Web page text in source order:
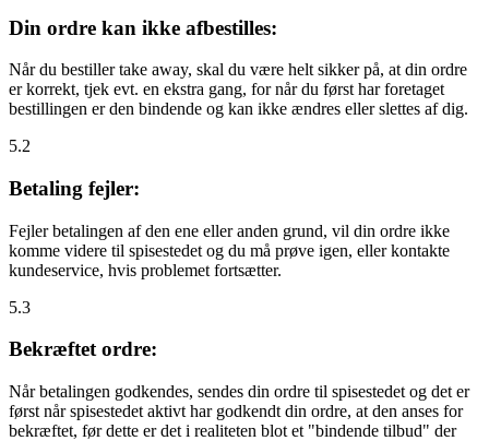
Din ordre kan ikke afbestilles:
Når du bestiller take away, skal du være helt sikker på, at din ordre
er korrekt, tjek evt. en ekstra gang, for når du først har foretaget
bestillingen er den bindende og kan ikke ændres eller slettes af dig.
5.2
Betaling fejler:
Fejler betalingen af den ene eller anden grund, vil din ordre ikke
komme videre til spisestedet og du må prøve igen, eller kontakte
kundeservice, hvis problemet fortsætter.
5.3
Bekræftet ordre:
Når betalingen godkendes, sendes din ordre til spisestedet og det er
først når spisestedet aktivt har godkendt din ordre, at den anses for
bekræftet, før dette er det i realiteten blot et "bindende tilbud" der